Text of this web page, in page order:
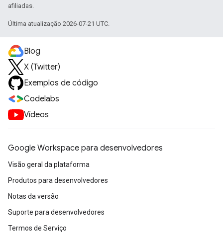
afiliadas.
Última atualização 2026-07-21 UTC.
Blog
X (Twitter)
Exemplos de código
Codelabs
Vídeos
Google Workspace para desenvolvedores
Visão geral da plataforma
Produtos para desenvolvedores
Notas da versão
Suporte para desenvolvedores
Termos de Serviço